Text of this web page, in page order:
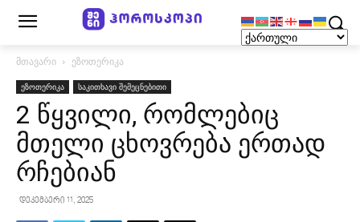
მთავარი ეზოთერიკა
ეზოთერიკა საკითხავი შემეცნებითი
2 წყვილი, რომლებიც
მთელი ცხოვრება ერთად
რჩებიან
დეკემბერი 11, 2025